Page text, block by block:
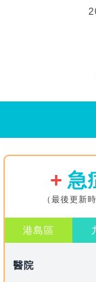
急
（最後更新
港島區
醫院